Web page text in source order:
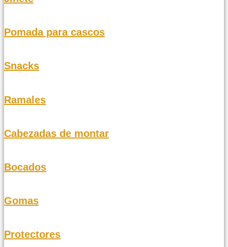
Pomada para cascos
Snacks
Ramales
Cabezadas de montar
Bocados
Gomas
Protectores